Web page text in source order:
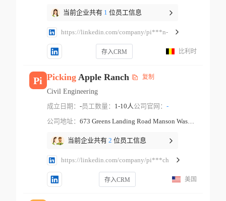
当前企业共有 1 位员工信息
https://linkedin.com/company/pi***n-
存入CRM 比利时
Pi PickingApple Ranch 复制
Civil Engineering
成立日期： -员工数量： 1-10人公司官网： -
公司地址：
673 Greens Landing Road Manson Washington
当前企业共有 2 位员工信息
https://linkedin.com/company/pi***ch
存入CRM 美国